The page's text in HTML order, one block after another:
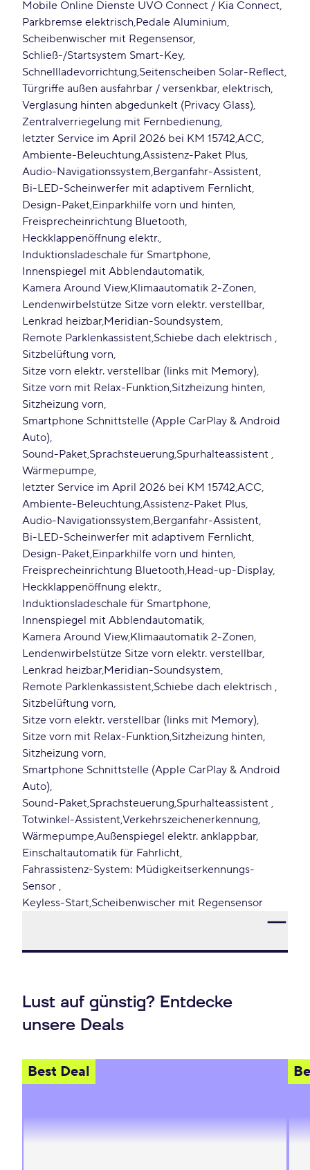
Mobile Online Dienste UVO Connect / Kia Connect
Parkbremse elektrisch Pedale Aluminium
Scheibenwischer mit Regensensor
Schließ-/Startsystem Smart-Key
Schnellladevorrichtung Seitenscheiben Solar-Reflect
Türgriffe außen ausfahrbar / versenkbar, elektrisch
Verglasung hinten abgedunkelt (Privacy Glass)
Zentralverriegelung mit Fernbedienung
letzter Service im April 2026 bei KM 15742 ACC
Ambiente-Beleuchtung Assistenz-Paket Plus
Audio-Navigationssystem Berganfahr-Assistent
Bi-LED-Scheinwerfer mit adaptivem Fernlicht
Design-Paket Einparkhilfe vorn und hinten
Freisprecheinrichtung Bluetooth
Heckklappenöffnung elektr.
Induktionsladeschale für Smartphone
Innenspiegel mit Abblendautomatik
Kamera Around View Klimaautomatik 2-Zonen
Lendenwirbelstütze Sitze vorn elektr. verstellbar
Lenkrad heizbar Meridian-Soundsystem
Remote Parklenkassistent Schiebe dach elektrisch
Sitzbelüftung vorn
Sitze vorn elektr. verstellbar (links mit Memory)
Sitze vorn mit Relax-Funktion Sitzheizung hinten
Sitzheizung vorn
Smartphone Schnittstelle (Apple CarPlay & Android
Auto)
Sound-Paket Sprachsteuerung Spurhalteassistent
Wärmepumpe
letzter Service im April 2026 bei KM 15742 ACC
Ambiente-Beleuchtung Assistenz-Paket Plus
Audio-Navigationssystem Berganfahr-Assistent
Bi-LED-Scheinwerfer mit adaptivem Fernlicht
Design-Paket Einparkhilfe vorn und hinten
Freisprecheinrichtung Bluetooth Head-up-Display
Heckklappenöffnung elektr.
Induktionsladeschale für Smartphone
Innenspiegel mit Abblendautomatik
Kamera Around View Klimaautomatik 2-Zonen
Lendenwirbelstütze Sitze vorn elektr. verstellbar
Lenkrad heizbar Meridian-Soundsystem
Remote Parklenkassistent Schiebe dach elektrisch
Sitzbelüftung vorn
Sitze vorn elektr. verstellbar (links mit Memory)
Sitze vorn mit Relax-Funktion Sitzheizung hinten
Sitzheizung vorn
Smartphone Schnittstelle (Apple CarPlay & Android
Auto)
Sound-Paket Sprachsteuerung Spurhalteassistent
Totwinkel-AssistentVerkehrszeichenerkennung
WärmepumpeAußenspiegel elektr. anklappbar
Einschaltautomatik für Fahrlicht
Fahrassistenz-System: Müdigkeitserkennungs-
Sensor
Keyless-Start Scheibenwischer mit Regensensor
Lust auf günstig? Entdecke
unsere Deals
Best Deal